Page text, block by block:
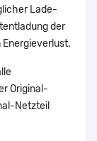
Lade-
der
Original-
Netzteil